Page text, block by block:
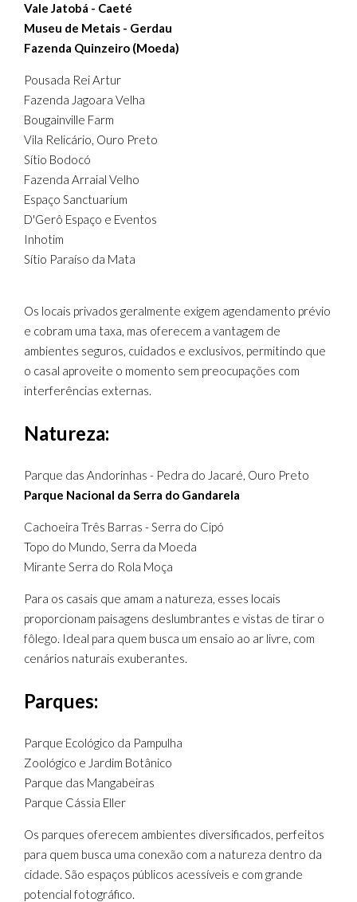
Vale Jatobá - Caeté
Museu de Metais - Gerdau
Fazenda Quinzeiro (Moeda)
Pousada Rei Artur
Fazenda Jagoara Velha
Bougainville Farm
Vila Relicário, Ouro Preto
Sítio Bodocó
Fazenda Arraial Velho
Espaço Sanctuarium
D'Gerô Espaço e Eventos
Inhotim
Sítio Paraíso da Mata
Os locais privados geralmente exigem agendamento prévio
e cobram uma taxa, mas oferecem a vantagem de
ambientes seguros, cuidados e exclusivos, permitindo que
o casal aproveite o momento sem preocupações com
interferências externas.
Natureza:
Parque das Andorinhas - Pedra do Jacaré, Ouro Preto
Parque Nacional da Serra do Gandarela
Cachoeira Três Barras - Serra do Cipó
Topo do Mundo, Serra da Moeda
Mirante Serra do Rola Moça
Para os casais que amam a natureza, esses locais
proporcionam paisagens deslumbrantes e vistas de tirar o
fôlego. Ideal para quem busca um ensaio ao ar livre, com
cenários naturais exuberantes.
Parques:
Parque Ecológico da Pampulha
Zoológico e Jardim Botânico
Parque das Mangabeiras
Parque Cássia Eller
Os parques oferecem ambientes diversificados, perfeitos
para quem busca uma conexão com a natureza dentro da
cidade. São espaços públicos acessíveis e com grande
potencial fotográfico.